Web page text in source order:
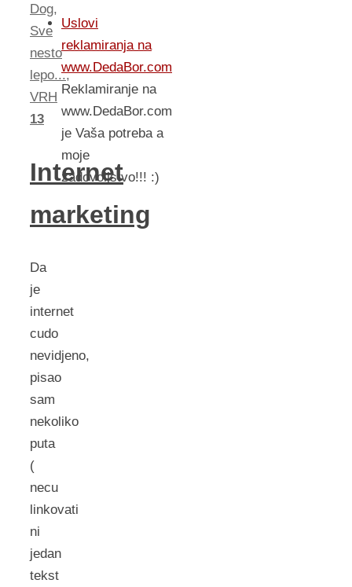
Dog,
Sve
nesto
lepo...,
VRH
13
Internet
marketing
Da
je
internet
cudo
nevidjeno,
pisao
sam
nekoliko
puta
(
necu
linkovati
ni
jedan
tekst
Uslovi
reklamiranja na
www.DedaBor.com
Reklamiranje na
www.DedaBor.com
je Vaša potreba a
moje
zadovoljstvo!!! :)